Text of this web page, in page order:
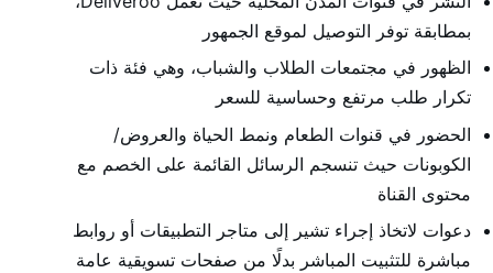
بمطابقة توفر التوصيل لموقع الجمهور
الظهور في مجتمعات الطلاب والشباب، وهي فئة ذات
تكرار طلب مرتفع وحساسية للسعر
الحضور في قنوات الطعام ونمط الحياة والعروض/
الكوبونات حيث تنسجم الرسائل القائمة على الخصم مع
محتوى القناة
دعوات لاتخاذ إجراء تشير إلى متاجر التطبيقات أو روابط
مباشرة للتثبيت المباشر بدلًا من صفحات تسويقية عامة